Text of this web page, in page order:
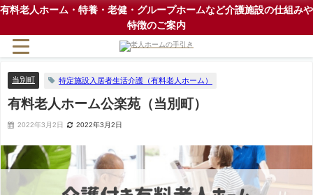
有料老人ホーム・特養・老健・グループホームなど介護施設の仕組みや
特徴のご案内
当別町 特定施設入居者生活介護（有料老人ホーム）
有料老人ホーム公楽苑（当別町）
2022年3月2日 2022年3月2日